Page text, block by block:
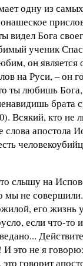
одну из
видел Бога
ученик
он является
на Руси, – он
ты любишь
брата
Всякий, кто не
апостола
слышу на
мы не
его жизнь
если что-то
это не я
говорит